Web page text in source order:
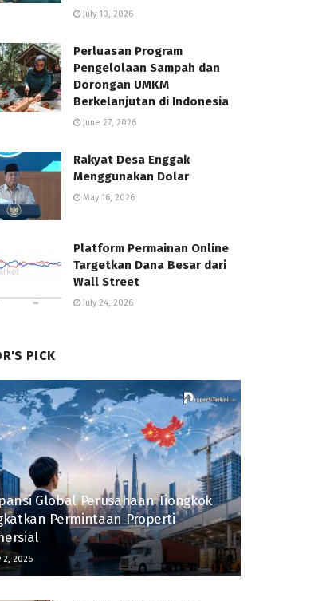
July 10, 2026
Perluasan Program
Pengelolaan Sampah dan
Dorongan UMKM
Berkelanjutan di Indonesia
June 27, 2026
Rakyat Desa Enggak
Menggunakan Dolar
May 16, 2026
Platform Permainan Online
Targetkan Dana Besar dari
Wall Street
July 24, 2026
PICK
Global Perusahaan Tiongkok
Permintaan Properti
2, 2026